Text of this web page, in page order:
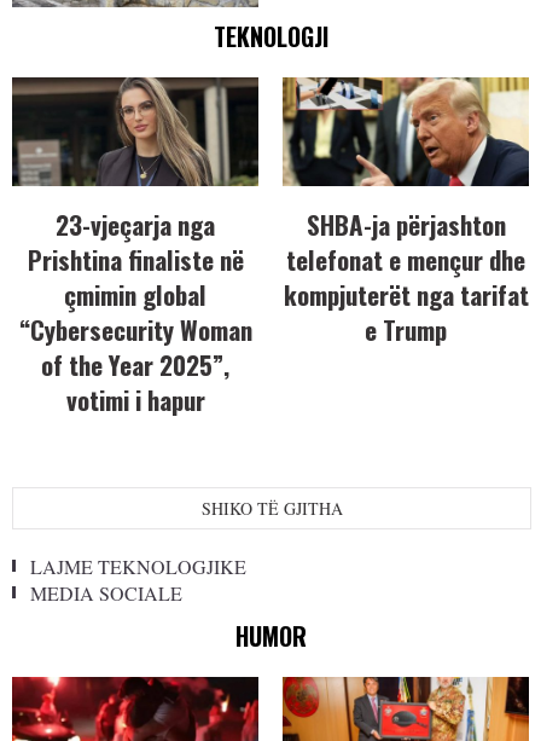
TEKNOLOGJI
23-vjeçarja nga
Prishtina finaliste në
çmimin global
“Cybersecurity Woman
of the Year 2025”,
votimi i hapur
SHBA-ja përjashton
telefonat e mençur dhe
kompjuterët nga tarifat
e Trump
SHIKO TË GJITHA
LAJME TEKNOLOGJIKE
MEDIA SOCIALE
HUMOR